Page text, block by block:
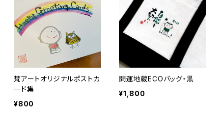
梵アートオリジナルポストカ
ード集
¥800
開運地蔵ECOバッグ・黒
¥1,800